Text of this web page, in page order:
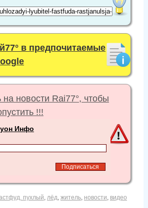
в предпочитаемые
новости Rai77°, чтобы
!!!
Инфо
пухлый лёд житель, новости видео